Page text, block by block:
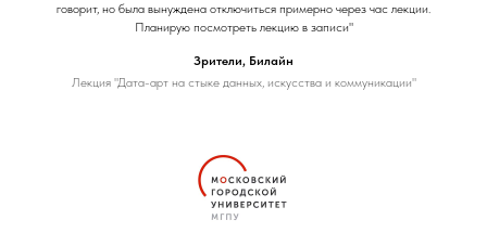
говорит, но была вынуждена отключиться примерно через час лекции.
Планирую посмотреть лекцию в записи"
Зрители, Билайн
Лекция "Дата-арт на стыке данных, искусства и коммуникации"